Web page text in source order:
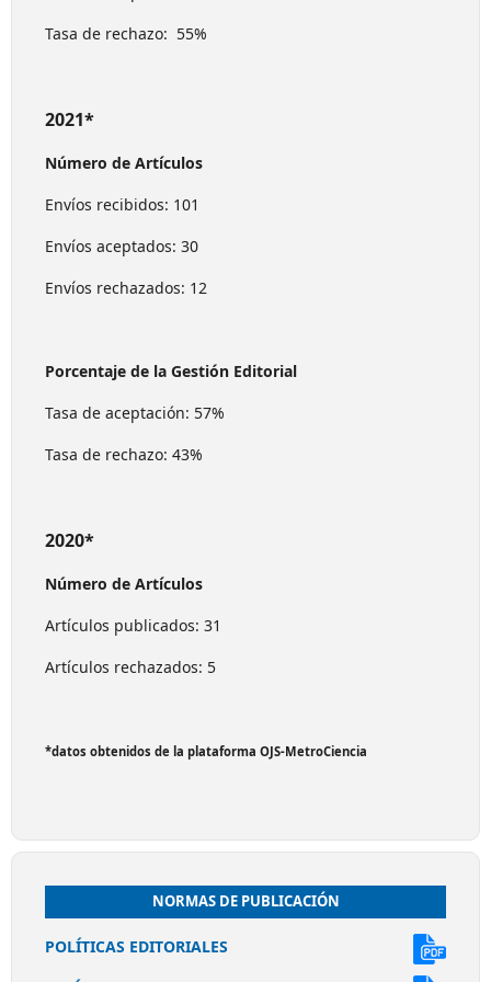
Tasa de rechazo: 55%
2021*
Número de Artículos
Envíos recibidos: 101
Envíos aceptados: 30
Envíos rechazados: 12
Porcentaje de la Gestión Editorial
Tasa de aceptación: 57%
Tasa de rechazo: 43%
2020*
Número de Artículos
Artículos publicados: 31
Artículos rechazados: 5
*datos obtenidos de la plataforma OJS-MetroCiencia
NORMAS DE PUBLICACIÓN
POLÍTICAS EDITORIALES